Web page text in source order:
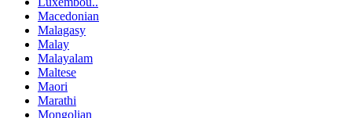
Macedonian
Malagasy
Malay
Malayalam
Maltese
Maori
Marathi
Mongolian